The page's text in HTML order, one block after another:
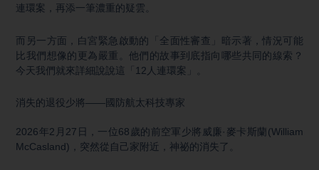
連環案，再添一筆濃重的疑雲。
而另一方面，白宮緊急啟動的「全面性審查」暗示著，情況可能
比我們想像的更為嚴重。他們的故事到底指向哪些共同的線索？
今天我們就來詳細說說這「12人連環案」。
消失的退役少將——國防航太科技專家
2026年2月27日，一位68歲的前空軍少將威廉·麥卡斯蘭(William
McCasland)，突然從自己家附近，神祕的消失了。